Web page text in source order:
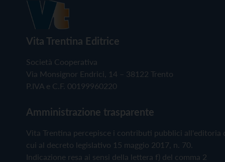
Vita Trentina Editrice
Società Cooperativa
Via Monsignor Endrici, 14 – 38122 Trento
P.IVA e C.F. 00199960220
Amministrazione trasparente
Vita Trentina percepisce i contributi pubblici all'editoria
cui al decreto legislativo 15 maggio 2017, n. 70.
Indicazione resa ai sensi della lettera f) del comma 2